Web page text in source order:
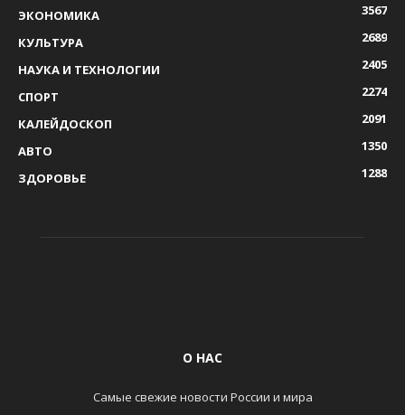
ЭКОНОМИКА
3567
КУЛЬТУРА
2689
НАУКА И ТЕХНОЛОГИИ
2405
СПОРТ
2274
КАЛЕЙДОСКОП
2091
АВТО
1350
ЗДОРОВЬЕ
1288
О НАС
Самые свежие новости России и мира